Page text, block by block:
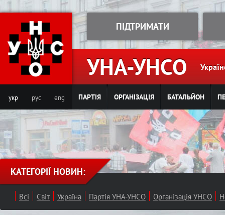
Jump to navigation
УНА-УНСО
ПІДТРИМАТИ
укр рус eng ПАРТІЯ ОРГАНІЗАЦІЯ БАТАЛЬЙОН
КАТЕГОРІЇ НОВИН:
Всі Світ Україна Партія УНА-УНСО Організація УНСО